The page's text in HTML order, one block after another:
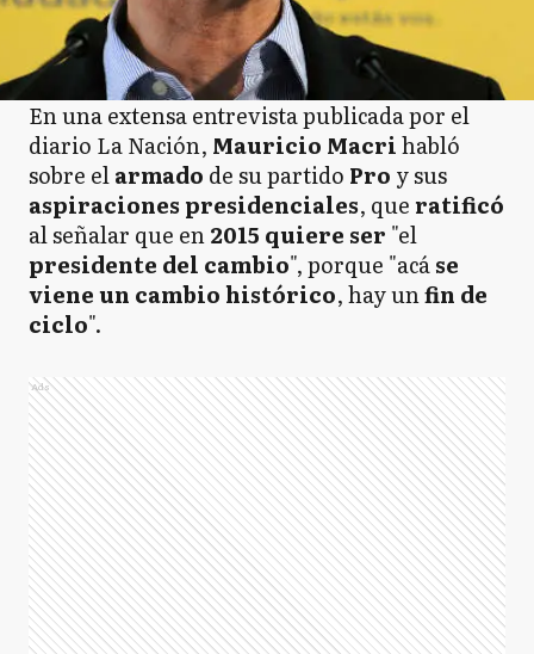
En una extensa entrevista publicada por el
diario La Nación, Mauricio Macrihabló
sobre elarmado de su partido Pro y sus
aspiraciones presidenciales, que ratificó
al señalar que en2015 quiere ser "el
presidente del cambio", porque "acáse
viene un cambio histórico, hay unfin de
ciclo".
Ads